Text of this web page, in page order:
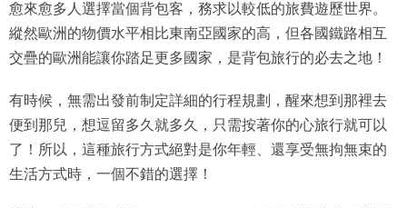
愈來愈多人選擇當個背包客，務求以較低的旅費遊歷世界。
縱然歐洲的物價水平相比東南亞國家的高，但各國鐵路相互
交疊的歐洲能讓你踏足更多國家，是背包旅行的必去之地！
有時候，無需出發前制定詳細的行程規劃，醒來想到那裡去
便到那兒，想逗留多久就多久，只需按著你的心旅行就可以
了！所以，這種旅行方式絕對是你年輕、還享受無拘無束的
生活方式時，一個不錯的選擇！